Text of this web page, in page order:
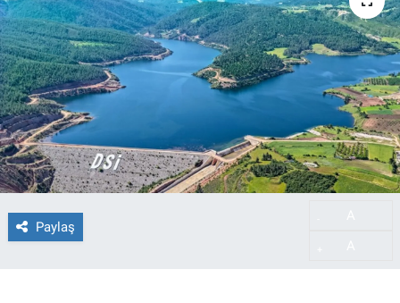
Paylaş
İletişim
Künye
Tüm Manşetler
Son Dakika Haberleri
Haber Arşivi